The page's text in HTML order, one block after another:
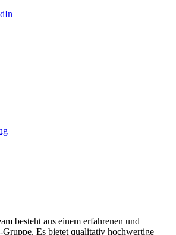
besteht aus einem erfahrenen und
Gruppe. Es bietet qualitativ hochwertige